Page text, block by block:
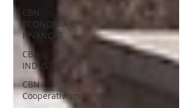
CBN
ECONOMIA E
FINANÇAS
CBN
INDÚSTRIA
CBN
Cooperativismo